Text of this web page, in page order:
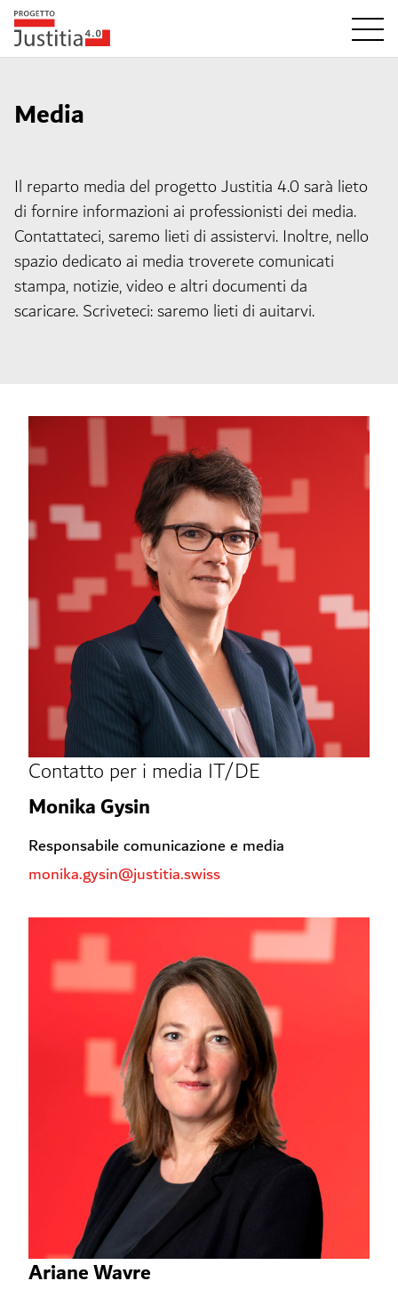
Media
Il reparto media del progetto Justitia 4.0 sarà lieto
di fornire informazioni ai professionisti dei media.
Contattateci, saremo lieti di assistervi. Inoltre, nello
spazio dedicato ai media troverete comunicati
stampa, notizie, video e altri documenti da
scaricare. Scriveteci: saremo lieti di auitarvi.
Contatto per i media IT/DE
Monika Gysin
Responsabile comunicazione e media
monika.gysin@justitia.swiss
Ariane Wavre